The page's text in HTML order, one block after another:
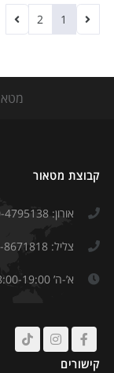
1
2
קבוצת מטאור
אורון: 050-4795138
צליל: 054-8671818
א’-ה’ 08:00-19:00
קישורים